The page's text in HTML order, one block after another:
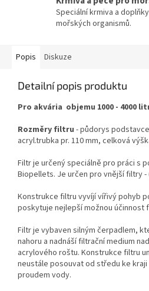
Speciální krmiva a
mořských organismů.
Popis Diskuze
Detailní popis produktu
Pro akvária objemu 1000 - 4000
Rozměry filtru - půdorys
acryl.trubka pr. 110 mm, celková
Filtr je určený speciálně pro práci s
Biopellets. Je určen pro vnější filtry -
Konstrukce filtru vyvíjí vířivý pohyb
poskytuje nejlepší možnou účinnost
Filtr je vybaven silným čerpadlem,
nahoru a nadnáší filtrační medium
acrylového roštu. Konstrukce filtru
neustále posouvat od středu ke kraji
proudem vody.